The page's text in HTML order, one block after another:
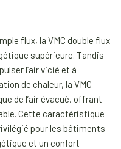
flux, la VMC double flux
supérieure. Tandis
l’air vicié et à
de chaleur, la VMC
de l’air évacué, offrant
Cette caractéristique
pour les bâtiments
et un confort